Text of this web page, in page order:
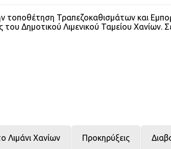
τοποθέτηση Τραπεζοκαθισμάτων και
Δημοτικού Λιμενικού Ταμείου Χανίων.
Λιμάνι Χανίων Προκηρύξεις